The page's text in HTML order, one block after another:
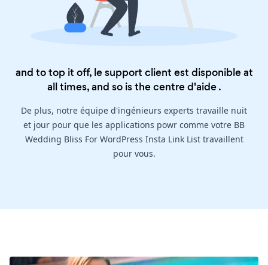
and to top it off, le support client est disponible at
all times, and so is thecentre d'aide.
De plus, notre équipe d'ingénieurs experts travaille nuit
et jour pour que les applications powr comme votre BB
Wedding Bliss For WordPress Insta Link List travaillent
pour vous.